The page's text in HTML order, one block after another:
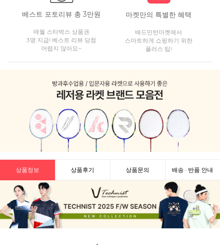
베스트 포토리뷰 총 3만원
매월 스타벅스 상품권
3명 지급! 베스트 리뷰 당첨
어렵지 않아요~
마켓만의 특별한 혜택
배드민턴마켓에서
스마트하게 쇼핑하기 위한
플러스 팁!
상품정보 상품후기 상품문의 배송 · 반품 안내